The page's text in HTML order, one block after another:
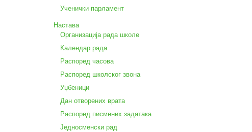
Ученички парламент
Настава
Организација рада школе
Календар рада
Распоред часова
Распоред школског звона
Уџбеници
Дан отворених врата
Распоред писмених задатака
Једносменски рад